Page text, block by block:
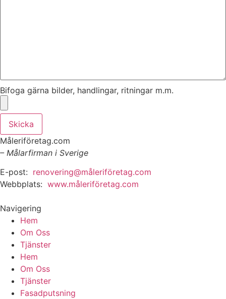
Bifoga gärna bilder, handlingar, ritningar m.m.
Skicka
Måleriföretag.com
– Målarfirman i Sverige
E-post: renovering@måleriföretag.com
Webbplats: www.måleriföretag.com
Navigering
Hem
Om Oss
Tjänster
Hem
Om Oss
Tjänster
Fasadputsning